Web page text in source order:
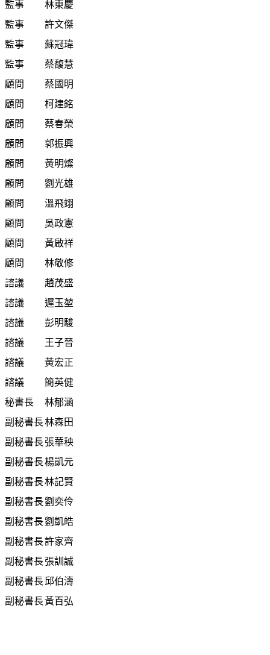
監事
林東慶
監事
許文傑
監事
蘇冠瑋
監事
蔡馥慧
顧問
蔡國明
顧問
柯建銘
顧問
蔡春榮
顧問
郭振興
顧問
黃明燦
顧問
劉光雄
顧問
溫飛翊
顧問
吳政憲
顧問
黃啟祥
顧問
林敬修
諮議
趙茂盛
諮議
遲玉堃
諮議
彭明駿
諮議
王子晉
諮議
黃宏正
諮議
簡英健
秘書長
林郁涵
副秘書長林森田
副秘書長張華秧
副秘書長楊凱元
副秘書長林記賢
副秘書長劉奕伶
副秘書長劉凱皓
副秘書長許家齊
副秘書長張訓誠
副秘書長 邱伯濤
副秘書長黃百弘